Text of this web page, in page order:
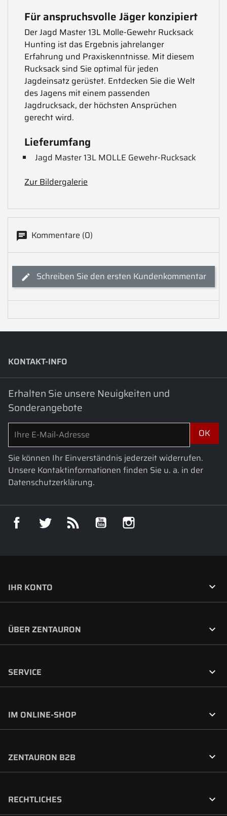
Für anspruchsvolle Jäger konzipiert
Der Jagd Master 13L Molle-Gewehr Rucksack
Hunting ist das Ergebnis jahrelanger
Erfahrung und Praxiskenntnisse. Mit diesem
Rucksack sind Sie optimal für jeden
Jagdeinsatz gerüstet. Entdecken Sie die Welt
des Jagens mit einem passenden
Jagdrucksack, der höchsten Ansprüchen
gerecht wird.
Lieferumfang
Jagd Master 13L MOLLE Gewehr-Rucksack
Zur Bildergalerie
Kommentare (0)
Schreiben Sie den ersten Kundenkommentar
KONTAKT-INFO
Erhalten Sie unsere Neuigkeiten und
Sonderangebote
Sie können Ihr Einverständnis jederzeit widerrufen.
Unsere Kontaktinformationen finden Sie u. a. in der
Datenschutzerklärung.
Facebook Twitter RSS YouTube
IHR KONTO 
ÜBER ZENTAURON 
SERVICE 
IM ONLINE-SHOP 
ZENTAURON B2B 
RECHTLICHES 